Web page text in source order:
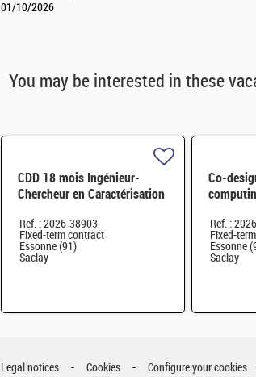
01/10/2026
You may be interested in these
CDD 18 mois Ingénieur-
Chercheur en Caractérisation
des Matériaux irradiés H/F
Ref. : 2026-38903
Fixed-term contract
Essonne (91)
Saclay
Co-
Ref. :
Fixed-
Essonne
Saclay
Legal notices Cookies Configure your cookies